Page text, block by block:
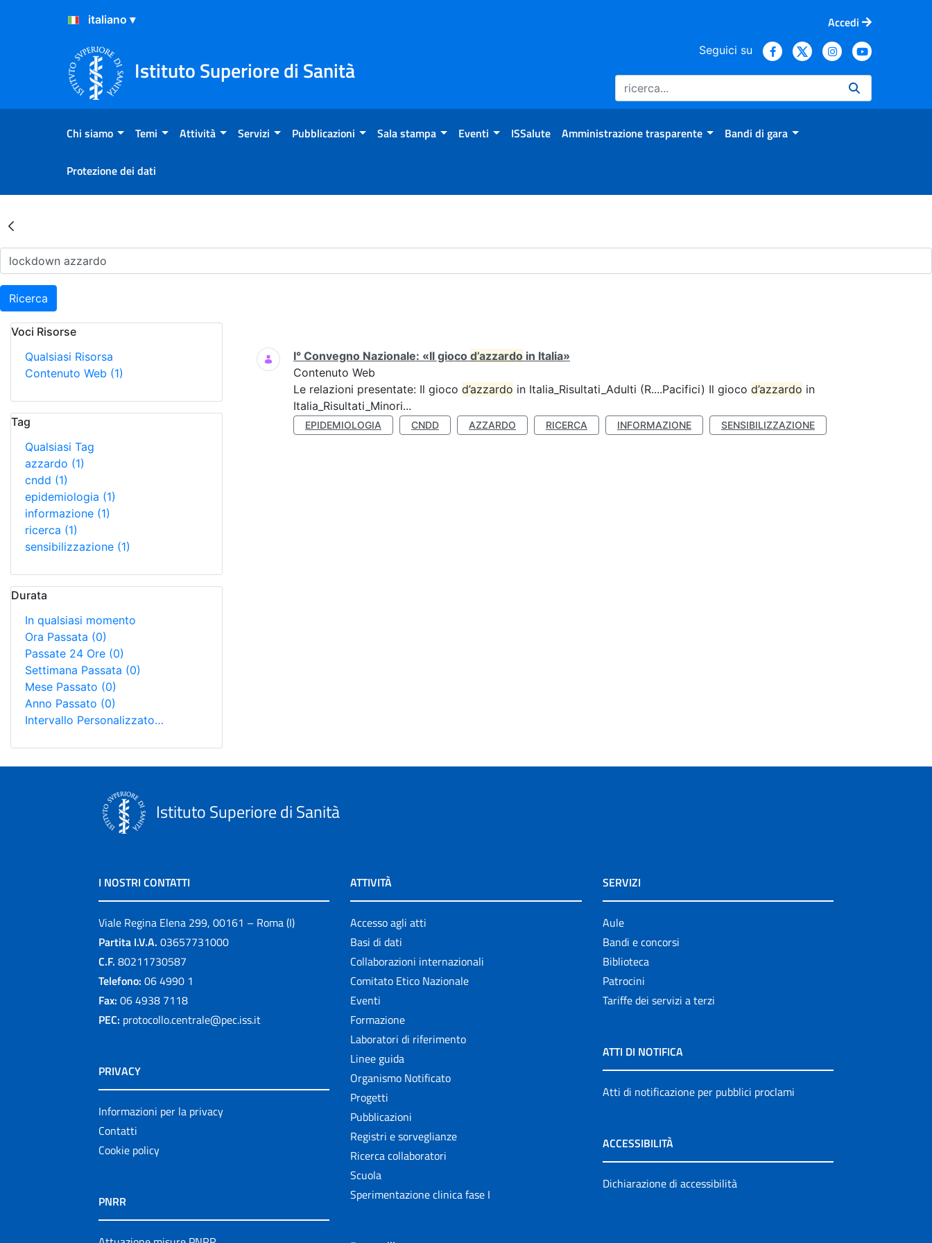
Salta al Contenuto
Salta al Footer
Accedi
Istituto Superiore di Sanità
Seguici su
Chi siamo Temi Attività Servizi Pubblicazioni Sala stampa Eventi ISSalute Amministrazione trasparente Bandi di gara
Protezione dei dati
Risultati della Ricerca - Archivio
Ricerca
Voci Risorse
Qualsiasi Risorsa
Contenuto Web (1)
Tag
Qualsiasi Tag
azzardo (1)
cndd (1)
epidemiologia (1)
informazione (1)
ricerca (1)
sensibilizzazione (1)
Durata
In qualsiasi momento
Ora Passata (0)
Passate 24 Ore (0)
Settimana Passata (0)
Mese Passato (0)
Anno Passato (0)
Intervallo Personalizzato…
Ricerca
I° Convegno Nazionale: «Il gioco d’azzardo in Italia»
Contenuto Web
Le relazioni presentate: Il gioco d’azzardo in Italia_Risultati_Adulti (R....Pacifici) Il gioco d’azzardo in
Italia_Risultati_Minori...
EPIDEMIOLOGIA CNDD AZZARDO RICERCA INFORMAZIONE SENSIBILIZZAZIONE
Istituto Superiore di Sanità
I NOSTRI CONTATTI
Viale Regina Elena 299, 00161 – Roma (I)
Partita I.V.A. 03657731000
C.F. 80211730587
Telefono: 06 4990 1
Fax: 06 4938 7118
PEC: protocollo.centrale@pec.iss.it
PRIVACY
Informazioni per la privacy
Contatti
Cookie policy
PNRR
ATTIVITÀ
Accesso agli atti
Basi di dati
Collaborazioni internazionali
Comitato Etico Nazionale
Eventi
Formazione
Laboratori di riferimento
Linee guida
Organismo Notificato
Progetti
Pubblicazioni
Registri e sorveglianze
Ricerca collaboratori
Scuola
Sperimentazione clinica fase I
SERVIZI
Aule
Bandi e concorsi
Biblioteca
Patrocini
Tariffe dei servizi a terzi
ATTI DI NOTIFICA
Atti di notificazione per pubblici proclami
ACCESSIBILITÀ
Dichiarazione di accessibilità